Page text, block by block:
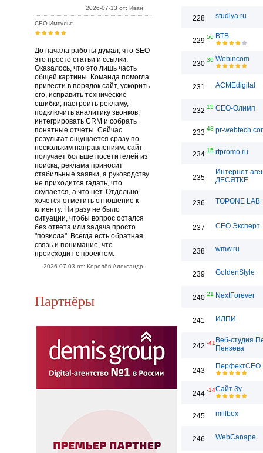
2026-07-13 от: Иван
СЕО-Импульс
До начала работы думал, что SEO
это просто статьи и ссылки.
Оказалось, что это лишь часть
общей картины. Команда помогла
привести в порядок сайт, ускорить
его, исправить технические
ошибки, настроить рекламу,
подключить аналитику звонков,
интегрировать CRM и собрать
понятные отчеты. Сейчас
результат ощущается сразу по
нескольким направлениям: сайт
получает больше посетителей из
поиска, реклама приносит
стабильные заявки, а руководству
не приходится гадать, что
окупается, а что нет. Отдельно
хочется отметить отношение к
клиенту. Ни разу не было
ситуации, чтобы вопрос остался
без ответа или задача просто
"повисла". Всегда есть обратная
связь и понимание, что
происходит с проектом.
2026-07-03 от: Королёв Александр
Партнёры
228 studiya.ru
229 56 BTB
230 36 Webincom
231 ACMEdigital
232 15 СЕО-Олимп
233 48 pr-
234 15 rtpromo.ru
235
Интернет
ДЕСЯТКЕ
236 TOPONE LAB
237 СЕО Эксперт
238 wmw.ru
239 GoldenStyle
240 21 NextForever
241 ИЛПИ
242 -41 Веб-студия
Пензева
243
ПерфектСЕО
244 -14Сайт Зу
245 millbox
246 WebCanape